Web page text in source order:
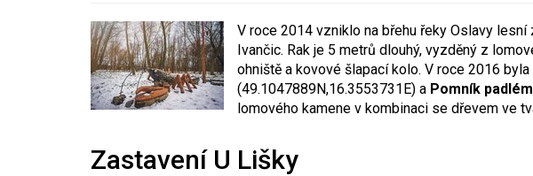
V roce 2014 vzniklo na břehu řeky Oslavy
Ivančic. Rak je 5 metrů dlouhý, vyzděný z
ohniště a kovové šlapací kolo. V roce 2016
(49.1047889N,16.3553731E) a Pomník
lomového kamene v kombinaci se dřevem ve
Zastavení U Lišky